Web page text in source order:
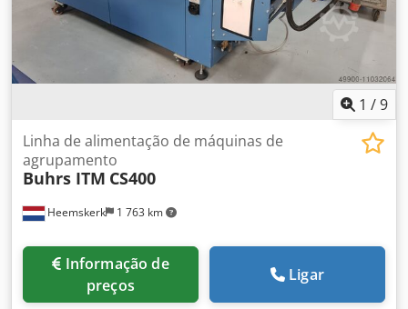
1 /9
Heemskerk 1 763 km
Linha de alimentação de máquinas de
agrupamento
Buhrs ITM CS400
preços
Ligar